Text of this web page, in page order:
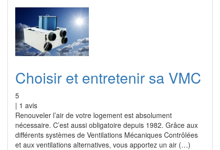
Choisir et entretenir sa VMC
5
| 1 avis
Renouveler l’air de votre logement est absolument
nécessaire. C’est aussi obligatoire depuis 1982. Grâce aux
différents systèmes de Ventilations Mécaniques Contrôlées
et aux ventilations alternatives, vous apportez un air (…)